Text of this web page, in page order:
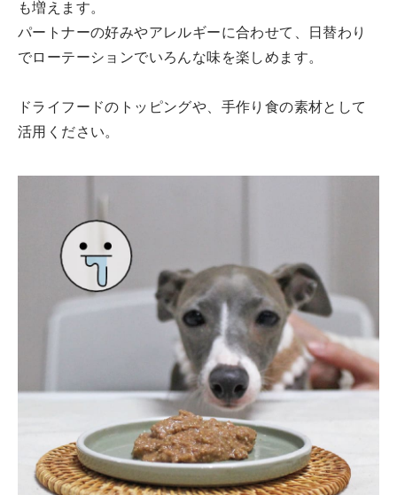
も増えます。
パートナーの好みやアレルギーに合わせて、日替わり
でローテーションでいろんな味を楽しめます。
ドライフードのトッピングや、手作り食の素材として
活用ください。